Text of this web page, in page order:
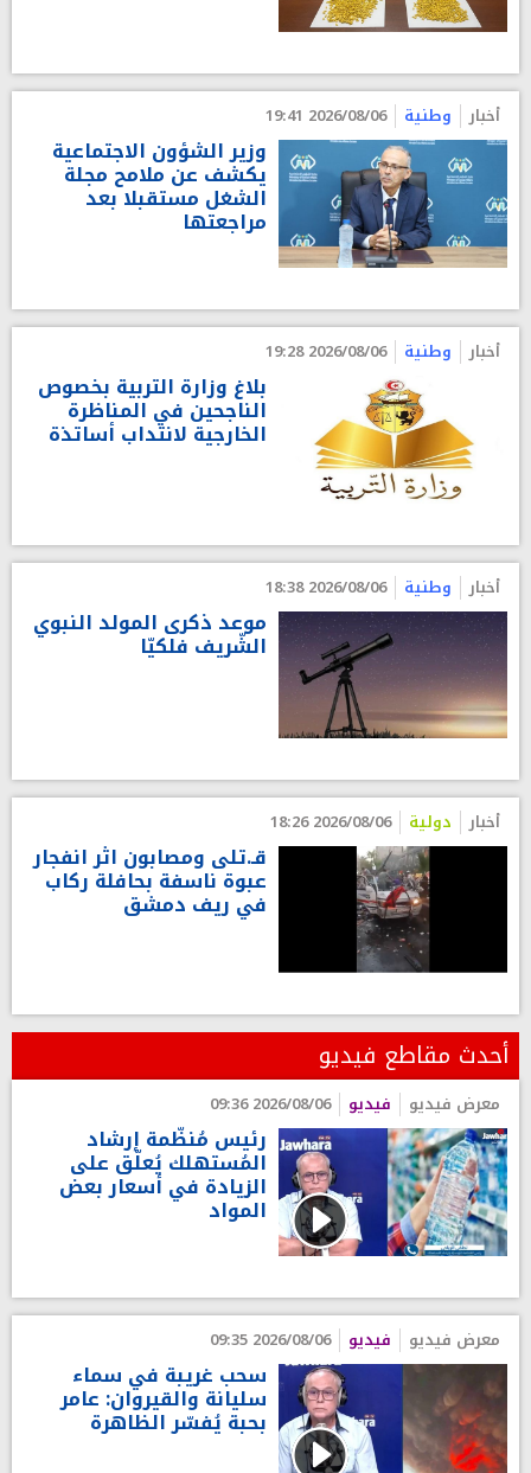
أخبار وطنية 2026/08/06 19:41
وزير الشؤون الاجتماعية
يكشف عن ملامح مجلة
الشغل مستقبلا بعد
مراجعتها
أخبار وطنية 2026/08/06 19:28
بلاغ وزارة التربية بخصوص
الناجحين في المناظرة
الخارجية لانتداب أساتذة
أخبار وطنية 2026/08/06 18:38
موعد ذكرى المولد النبوي
الشّريف فلكيّا
أخبار دولية 2026/08/06 18:26
قـ.تلى ومصابون اثر انفجار
عبوة ناسفة بحافلة ركاب
في ريف دمشق
أحدث مقاطع فيديو
معرض فيديو فيديو 2026/08/06 09:36
رئيس مُنظّمة إرشاد
المُستهلك يُعلّق على
الزيادة في أسعار بعض
المواد
معرض فيديو فيديو 2026/08/06 09:35
سحب غريبة في سماء
سليانة والقيروان: عامر
بحبة يُفسّر الظاهرة